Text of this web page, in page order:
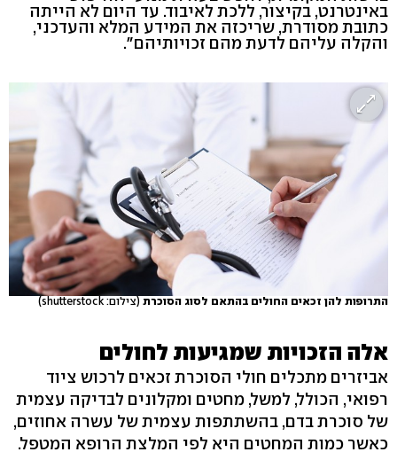
באינטרנט, בקיצור, ללכת לאיבוד. עד היום לא הייתה
כתובת מסודרת, שריכזה את המידע המלא והעדכני,
והקלה עליהם לדעת מהם זכויותיהם".
התרופות להן זכאים החולים בהתאם לסוג הסוכרת(צילום: shutterstock)
אלה הזכויות שמגיעות לחולים
אביזרים מתכלים חולי הסוכרת זכאים לרכוש ציוד
רפואי, הכולל, למשל, מחטים ומקלונים לבדיקה עצמית
של סוכרת בדם, בהשתתפות עצמית של עשרה אחוזים,
כאשר כמות המחטים היא לפי המלצת הרופא המטפל.